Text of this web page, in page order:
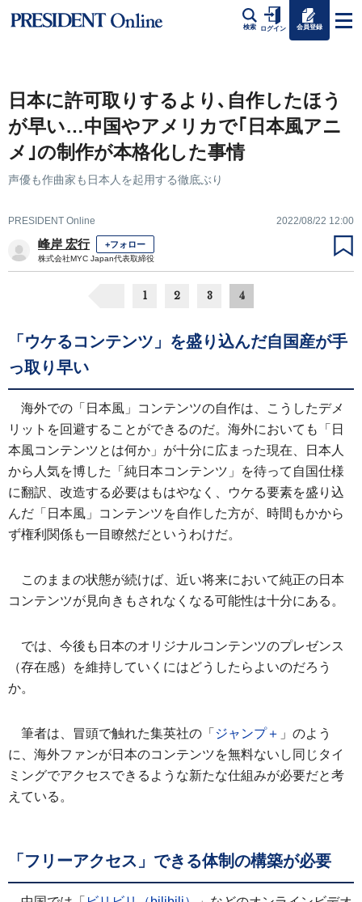
検索 ログイン 会員登録
日本に許可取りするより､自作したほう
が早い…中国やアメリカで｢日本風アニ
メ｣の制作が本格化した事情
声優も作曲家も日本人を起用する徹底ぶり
PRESIDENT Online 2022/08/22 12:00
峰岸 宏行 +フォロー
株式会社MYC Japan代表取締役
1 2 3 4
「ウケるコンテンツ」を盛り込んだ自国産が手
っ取り早い
海外での「日本風」コンテンツの自作は、こうしたデメ
リットを回避することができるのだ。海外においても「日
本風コンテンツとは何か」が十分に広まった現在、日本人
から人気を博した「純日本コンテンツ」を待って自国仕様
に翻訳、改造する必要はもはやなく、ウケる要素を盛り込
んだ「日本風」コンテンツを自作した方が、時間もかから
ず権利関係も一目瞭然だというわけだ。
このままの状態が続けば、近い将来において純正の日本
コンテンツが見向きもされなくなる可能性は十分にある。
では、今後も日本のオリジナルコンテンツのプレゼンス
（存在感）を維持していくにはどうしたらよいのだろう
か。
筆者は、冒頭で触れた集英社の「 ジャンプ＋ 」のよう
に、海外ファンが日本のコンテンツを無料ないし同じタイ
ミングでアクセスできるような新たな仕組みが必要だと考
えている。
「フリーアクセス」できる体制の構築が必要